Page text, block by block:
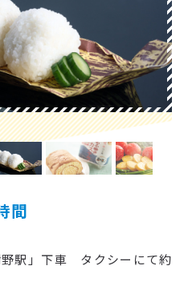
間
駅」下車 タクシーにて約